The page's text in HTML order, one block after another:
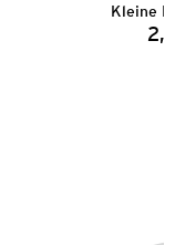
Kleine